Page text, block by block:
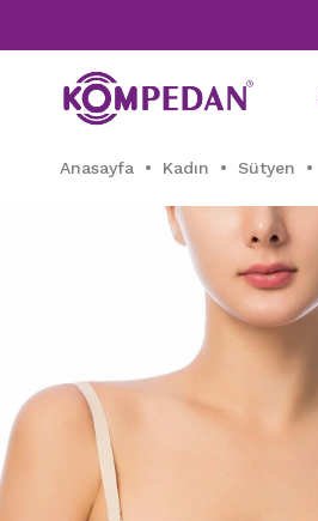
Anasayfa Kadın Sütyen